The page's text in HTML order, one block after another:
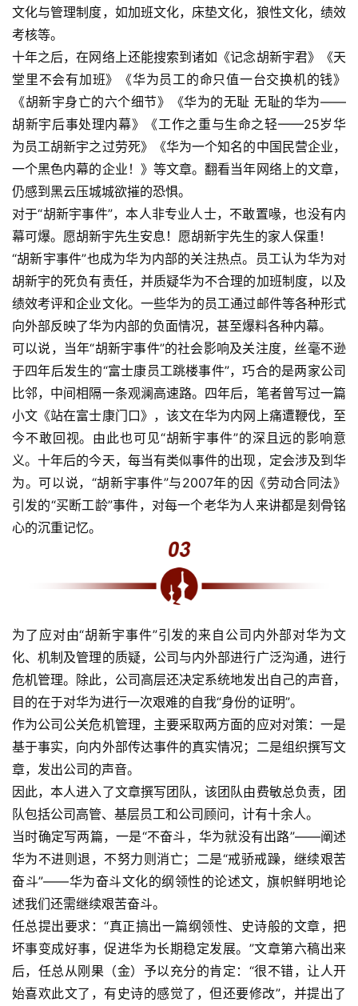
文化与管理制度，如加班文化，床垫文化，狼性文化，绩效
考核等。
十年之后，在网络上还能搜索到诸如《记念胡新宇君》《天
堂里不会有加班》《华为员工的命只值一台交换机的钱》
《胡新宇身亡的六个细节》《华为的无耻 无耻的华为——
胡新宇后事处理内幕》《工作之重与生命之轻——25岁华
为员工胡新宇之过劳死》《华为一个知名的中国民营企业，
一个黑色内幕的企业！》等文章。翻看当年网络上的文章，
仍感到黑云压城城欲摧的恐惧。
对于“胡新宇事件”，本人非专业人士，不敢置喙，也没有内
幕可爆。愿胡新宇先生安息！愿胡新宇先生的家人保重！
“胡新宇事件”也成为华为内部的关注热点。员工认为华为对
胡新宇的死负有责任，并质疑华为不合理的加班制度，以及
绩效考评和企业文化。一些华为的员工通过邮件等各种形式
向外部反映了华为内部的负面情况，甚至爆料各种内幕。
可以说，当年“胡新宇事件”的社会影响及关注度，丝毫不逊
于四年后发生的“富士康员工跳楼事件”，巧合的是两家公司
比邻，中间相隔一条观澜高速路。四年后，笔者曾写过一篇
小文《站在富士康门口》，该文在华为内网上痛遭鞭伐，至
今不敢回视。由此也可见“胡新宇事件”的深且远的影响意
义。十年后的今天，每当有类似事件的出现，定会涉及到华
为。可以说，“胡新宇事件”与2007年的因《劳动合同法》
引发的“买断工龄”事件，对每一个老华为人来讲都是刻骨铭
心的沉重记忆。
为了应对由“胡新宇事件”引发的来自公司内外部对华为文
化、机制及管理的质疑，公司与内外部进行广泛沟通，进行
危机管理。除此，公司高层还决定系统地发出自己的声音，
目的在于对华为进行一次艰难的自我“身份的证明”。
作为公司公关危机管理，主要采取两方面的应对对策：一是
基于事实，向内外部传达事件的真实情况；二是组织撰写文
章，发出公司的声音。
因此，本人进入了文章撰写团队，该团队由费敏总负责，团
队包括公司高管、基层员工和公司顾问，计有十余人。
当时确定写两篇，一是“不奋斗，华为就没有出路”——阐述
华为不进则退，不努力则消亡；二是“戒骄戒躁，继续艰苦
奋斗”——华为奋斗文化的纲领性的论述文，旗帜鲜明地论
述我们还需继续艰苦奋斗。
任总提出要求：“真正搞出一篇纲领性、史诗般的文章，把
坏事变成好事，促进华为长期稳定发展。”文章第六稿出来
后，任总从刚果（金）予以充分的肯定：“很不错，让人开
始喜欢此文了，有史诗的感觉了，但还要修改”，并提出了